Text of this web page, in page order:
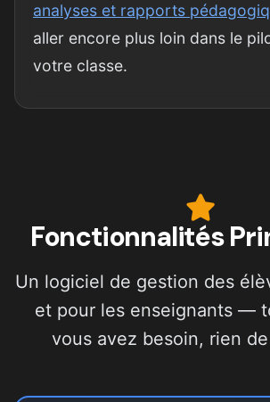
analyses et rapports
aller encore plus loin dans le
votre classe.
Fonctionnalités
Un logiciel de gestion des
et pour les enseignants —
vous avez besoin, rien